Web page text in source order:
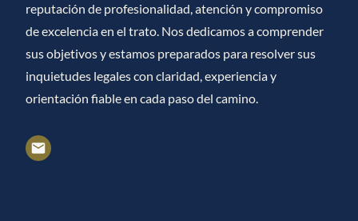
reputación de profesionalidad, atención y compromiso
de excelencia en el trato. Nos dedicamos a comprender
sus objetivos y estamos preparados para resolver sus
inquietudes legales con claridad, experiencia y
orientación fiable en cada paso del camino.